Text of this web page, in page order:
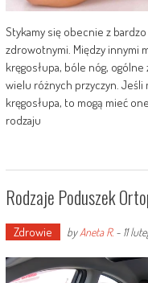
Stykamy się obecnie z
zdrowotnymi. Między innymi
kręgosłupa, bóle nóg,
wielu różnych przyczyn.
kręgosłupa, to mogą mieć
rodzaju
Rodzaje Poduszek
Zdrowie byAneta R.- 11